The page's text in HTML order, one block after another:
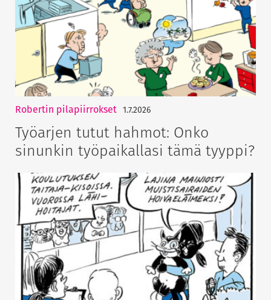
Robertin pilapiirrokset 1.7.2026
Työarjen tutut hahmot: Onko
sinunkin työpaikallasi tämä tyyppi?